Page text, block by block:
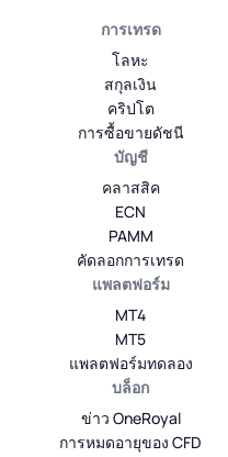
การเทรด
โลหะ
สกุลเงิน
คริปโต
การซื้อขายดัชนี
บัญชี
คลาสสิค
ECN
PAMM
คัดลอกการเทรด
แพลตฟอร์ม
MT4
MT5
แพลตฟอร์มทดลอง
บล็อก
ข่าว OneRoyal
การหมดอายุของ CFD